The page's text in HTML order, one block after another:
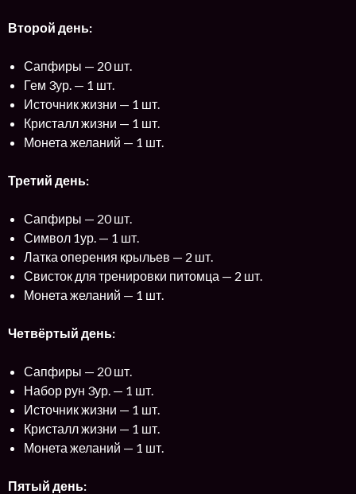
Второй день:
Сапфиры — 20 шт.
Гем 3ур. — 1 шт.
Источник жизни — 1 шт.
Кристалл жизни — 1 шт.
Монета желаний — 1 шт.
Третий день:
Сапфиры — 20 шт.
Символ 1ур. — 1 шт.
Латка оперения крыльев — 2 шт.
Свисток для тренировки питомца — 2 шт.
Монета желаний — 1 шт.
Четвёртый день:
Сапфиры — 20 шт.
Набор рун 3ур. — 1 шт.
Источник жизни — 1 шт.
Кристалл жизни — 1 шт.
Монета желаний — 1 шт.
Пятый день: